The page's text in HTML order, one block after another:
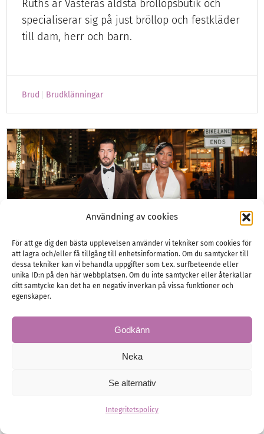
Användning av cookies
För att ge dig den bästa upplevelsen använder vi tekniker som cookies för
att lagra och/eller få tillgång till enhetsinformation. Om du samtycker till
dessa tekniker kan vi behandla uppgifter som t.ex. surfbeteende eller
unika ID:n på den här webbplatsen. Om du inte samtycker eller återkallar
ditt samtycke kan det ha en negativ inverkan på vissa funktioner och
egenskaper.
Godkänn
Neka
Se alternativ
Integritetspolicy
Ruths är Västerås äldsta bröllopsbutik och
specialiserar sig på just bröllop och festkläder
till dam, herr och barn.
Brud Brudklänningar
Venus Williams
bröllopsklänning
december med Andrea Preti, och bar en hel